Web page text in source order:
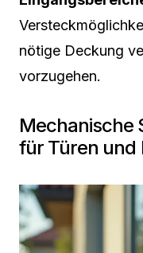
nötige Deckung
vorzugehen.
Mechanische
für Türen und